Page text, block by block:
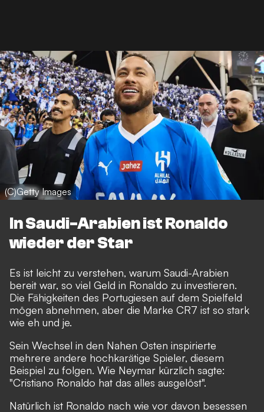
(C)Getty Images
In Saudi-Arabien ist Ronaldo
wieder der Star
Es ist leicht zu verstehen, warum Saudi-Arabien
bereit war, so viel Geld in Ronaldo zu investieren.
Die Fähigkeiten des Portugiesen auf dem Spielfeld
mögen abnehmen, aber die Marke CR7 ist so stark
wie eh und je.
Sein Wechsel in den Nahen Osten inspirierte
mehrere andere hochkarätige Spieler, diesem
Beispiel zu folgen. Wie Neymar kürzlich sagte:
"Cristiano Ronaldo hat das alles ausgelöst".
Natürlich ist Ronaldo nach wie vor davon besessen